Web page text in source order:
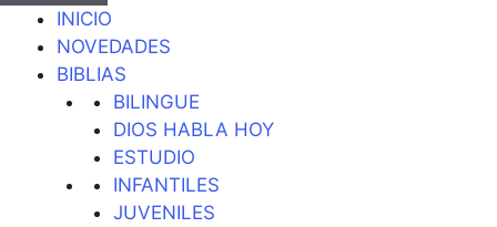
INICIO
NOVEDADES
BIBLIAS
BILINGUE
DIOS HABLA HOY
ESTUDIO
INFANTILES
JUVENILES